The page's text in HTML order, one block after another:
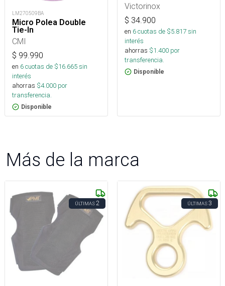
LM270509BA
Micro Polea Double
Tie-In
CMI
$ 99.990
en 6cuotas de $16.665sin
interés
ahorras $4.000 por
transferencia.
Disponible
Victorinox
$ 34.900
en 6cuotas de $5.817sin
interés
ahorras $1.400 por
transferencia.
Disponible
Más de la marca
ÚLTIMAS2 ÚLTIMAS3